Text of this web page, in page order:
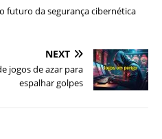
futuro da segurança cibernética
NEXT
jogos de azar para
espalhar golpes